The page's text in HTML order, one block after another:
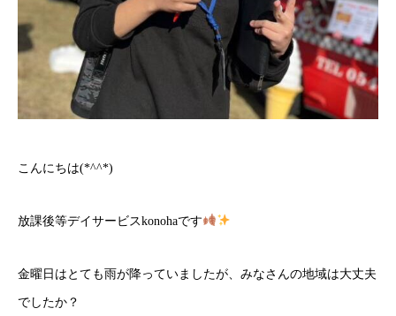
こんにちは(*^^*)
放課後等デイサービスkonohaです
金曜日はとても雨が降っていましたが、みなさんの地域は大丈夫
でしたか？